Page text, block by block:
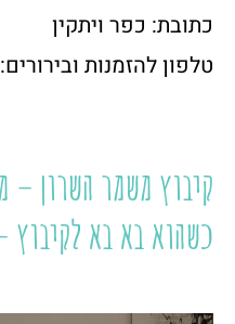
כתובת: כפר ויתקין
טלפון להזמנות ובירורים: 052-5111009
קיבוץ משמר השרון –
כשהוא בא בא